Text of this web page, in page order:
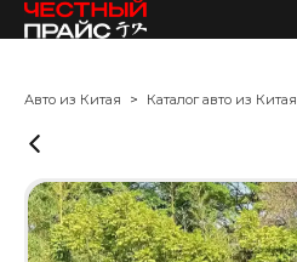
Авто из Китая Каталог авто из Китая